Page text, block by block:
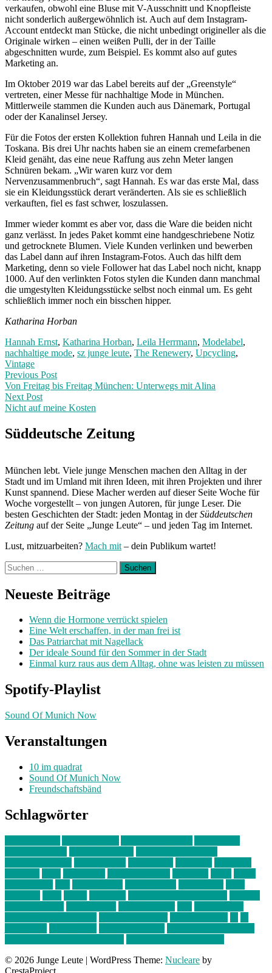
verkaufen, obwohl eine Bluse mit V-Ausschnitt und Knopfleiste
nicht sonderlich außergewöhnlich ist. Auch auf dem Instagram-
Account entdeckt man Stücke, die nicht unbedingt origineller als die
Originale wirken – einen weißen Pulli, der in der Taille
abgeschnitten wurde, zum Beispiel. Es kommt also auf gutes
Marketing an.
Im Oktober 2019 war das Label bereits auf der „Greenstyle“
vertreten, einer Messe für nachhaltige Mode in München.
Mittlerweile stammen die Kunden auch aus Dänemark, Portugal
oder der Kanalinsel Jersey.
Für die Fotos der ersten Kollektion fuhren Hannah und Leila in die
Toskana. Bis drei Uhr nachts haben sie an einem cremefarbenen
Kleid genäht, das eine neue Raffung aus zehn Meter langen
Schnüren bekam. „Wir waren kurz vor dem
Nervenzusammenbruch“, sagt Hannah. Es war das erste Mal, dass
sie ein Kleidungsstück derart veränderten. Als sie es schließlich
verkauften, fiel es fast schwer, loszulassen.
Immer wieder kommt es aber vor, dass die Ware die beiden nicht
ganz verlässt. In jedes Paket kommt eine handgeschriebene Notiz
und getrocknete Blumen. Viele Kunden verlinken und bewerben
das Label dann auf ihren Instagram-Fotos. Auch das hilft dem
Marketing, denn so viele Follower hat das Label noch nicht, knapp
1000. Auf den verlinkten Fotos stylen die Kunden dann manchmal
die umgestylten Kleidungsstücke selbst noch einmal um. Es geht
schließlich immer noch ein bisschen hipper.
Katharina Horban
Hannah Ernst, Katharina Horban, Leila Herrmann, Modelabel,
nachhaltige mode, sz junge leute, The Renewery, Upcycling,
Vintage
Post
navigation
Previous PostPrevious
post:
Von Freitag bis Freitag München: Unterwegs mit Alina
Next Post
Nicht auf meine Kosten
Post:
Süddeutsche Zeitung
München lebt. Viele junge Menschen machen den Alltag in der
Stadt und im Umland mit ihren Ideen, mit ihren Projekten und ihrer
Kunst spannend. Diese Macher werden auf dieser Seite Woche für
Woche vorgestellt – von jungen Autoren, für junge Leser. Die
besten Geschichten der Stadt: jeden Montag in derSüddeutschen
Zeitung auf der Seite „Junge Leute“ – und jeden Tag im Internet.
Lust, mitzuarbeiten? Mach mit – dein Publikum wartet!
Suchen
nach:
Neueste Beiträge
Wenn die Hormone verrückt spielen
Eine Welt erschaffen, in der man frei ist
Das Patriarchat mit Nagellack
Der ideale Sound für den Sommer in der Stadt
Einmal kurz raus aus dem Alltag, ohne was leisten zu müssen
Spotify-Playlist
Sound Of Munich Now
Veranstaltungen
10 im quadrat
Sound Of Munich Now
Freundschaftsbänd
Schlagwörter
© 2026 Junge Leute | WordPress Theme: Nucleare by
CrestaProject.